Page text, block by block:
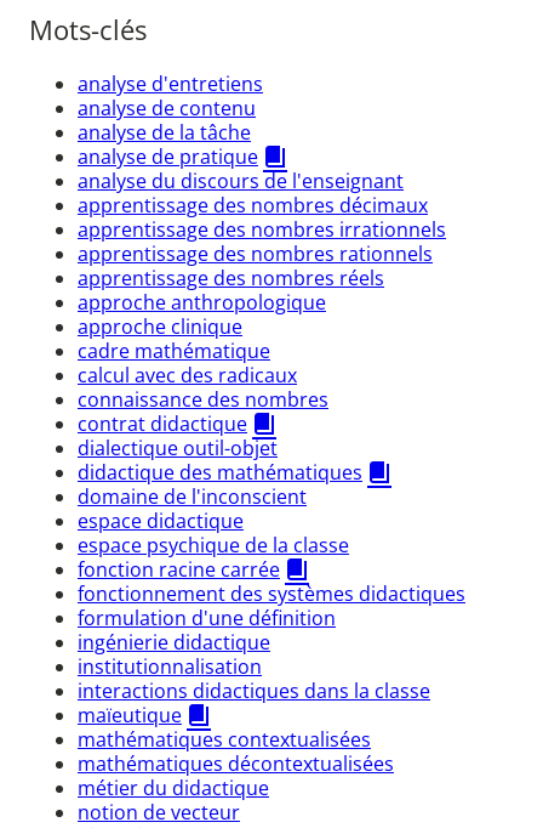
Mots-clés
analyse d'entretiens
analyse de contenu
analyse de la tâche
analyse de pratique
analyse du discours de l'enseignant
apprentissage des nombres décimaux
apprentissage des nombres irrationnels
apprentissage des nombres rationnels
apprentissage des nombres réels
approche anthropologique
approche clinique
cadre mathématique
calcul avec des radicaux
connaissance des nombres
contrat didactique
dialectique outil-objet
didactique des mathématiques
domaine de l'inconscient
espace didactique
espace psychique de la classe
fonction racine carrée
fonctionnement des systèmes didactiques
formulation d'une définition
ingénierie didactique
institutionnalisation
interactions didactiques dans la classe
maïeutique
mathématiques contextualisées
mathématiques décontextualisées
métier du didactique
notion de vecteur